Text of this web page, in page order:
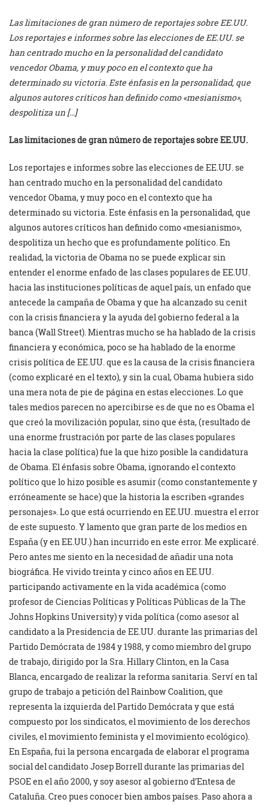
Las limitaciones de gran número de reportajes sobre EE.UU.
Los reportajes e informes sobre las elecciones de EE.UU. se
han centrado mucho en la personalidad del candidato
vencedor Obama, y muy poco en el contexto que ha
determinado su victoria. Este énfasis en la personalidad, que
algunos autores críticos han definido como «mesianismo»,
despolitiza un […]
Las limitaciones de gran número de reportajes sobre EE.UU.
Los reportajes e informes sobre las elecciones de EE.UU. se
han centrado mucho en la personalidad del candidato
vencedor Obama, y muy poco en el contexto que ha
determinado su victoria. Este énfasis en la personalidad, que
algunos autores críticos han definido como «mesianismo»,
despolitiza un hecho que es profundamente político. En
realidad, la victoria de Obama no se puede explicar sin
entender el enorme enfado de las clases populares de EE.UU.
hacia las instituciones políticas de aquel país, un enfado que
antecede la campaña de Obama y que ha alcanzado su cenit
con la crisis financiera y la ayuda del gobierno federal a la
banca (Wall Street). Mientras mucho se ha hablado de la crisis
financiera y económica, poco se ha hablado de la enorme
crisis política de EE.UU. que es la causa de la crisis financiera
(como explicaré en el texto), y sin la cual, Obama hubiera sido
una mera nota de pie de página en estas elecciones. Lo que
tales medios parecen no apercibirse es de que no es Obama el
que creó la movilización popular, sino que ésta, (resultado de
una enorme frustración por parte de las clases populares
hacia la clase política) fue la que hizo posible la candidatura
de Obama. El énfasis sobre Obama, ignorando el contexto
político que lo hizo posible es asumir (como constantemente y
erróneamente se hace) que la historia la escriben «grandes
personajes». Lo que está ocurriendo en EE.UU. muestra el error
de este supuesto. Y lamento que gran parte de los medios en
España (y en EE.UU.) han incurrido en este error. Me explicaré.
Pero antes me siento en la necesidad de añadir una nota
biográfica. He vivido treinta y cinco años en EE.UU.
participando activamente en la vida académica (como
profesor de Ciencias Políticas y Políticas Públicas de la The
Johns Hopkins University) y vida política (como asesor al
candidato a la Presidencia de EE.UU. durante las primarias del
Partido Demócrata de 1984 y 1988, y como miembro del grupo
de trabajo, dirigido por la Sra. Hillary Clinton, en la Casa
Blanca, encargado de realizar la reforma sanitaria. Serví en tal
grupo de trabajo a petición del Rainbow Coalition, que
representa la izquierda del Partido Demócrata y que está
compuesto por los sindicatos, el movimiento de los derechos
civiles, el movimiento feminista y el movimiento ecológico).
En España, fui la persona encargada de elaborar el programa
social del candidato Josep Borrell durante las primarias del
PSOE en el año 2000, y soy asesor al gobierno d’Entesa de
Cataluña. Creo pues conocer bien ambos países. Paso ahora a